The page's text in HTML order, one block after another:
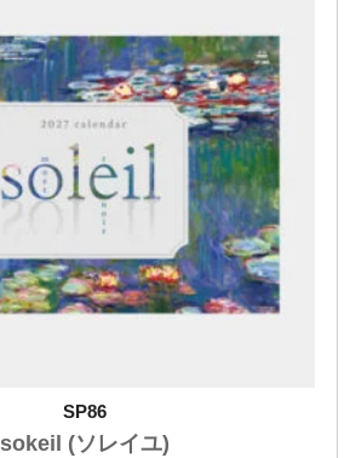
SP86
sokeil (ソレイユ)